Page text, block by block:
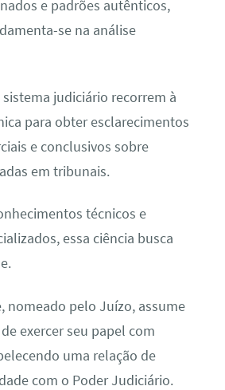
e padrões autênticos,
se na análise
judiciário recorrem à
para obter esclarecimentos
e conclusivos sobre
em tribunais.
técnicos e
essa ciência busca
nomeado pelo Juízo, assume
exercer seu papel com
uma relação de
com o Poder Judiciário.